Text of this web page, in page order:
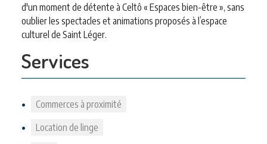
d'un moment de détente à Celtô « Espaces bien-être », sans
oublier les spectacles et animations proposés à l’espace
culturel de Saint Léger.
Services
Commerces à proximité
Location de linge